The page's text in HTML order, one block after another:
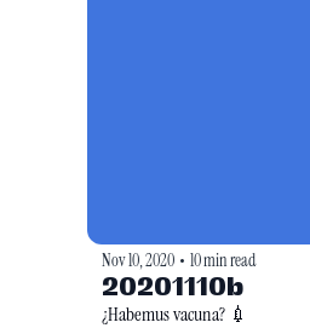
Nov 10, 2020 • 10 min read
20201110b
¿Habemus vacuna? 💉